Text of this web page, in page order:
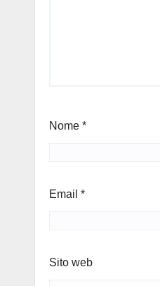
Nome *
Email *
Sito web